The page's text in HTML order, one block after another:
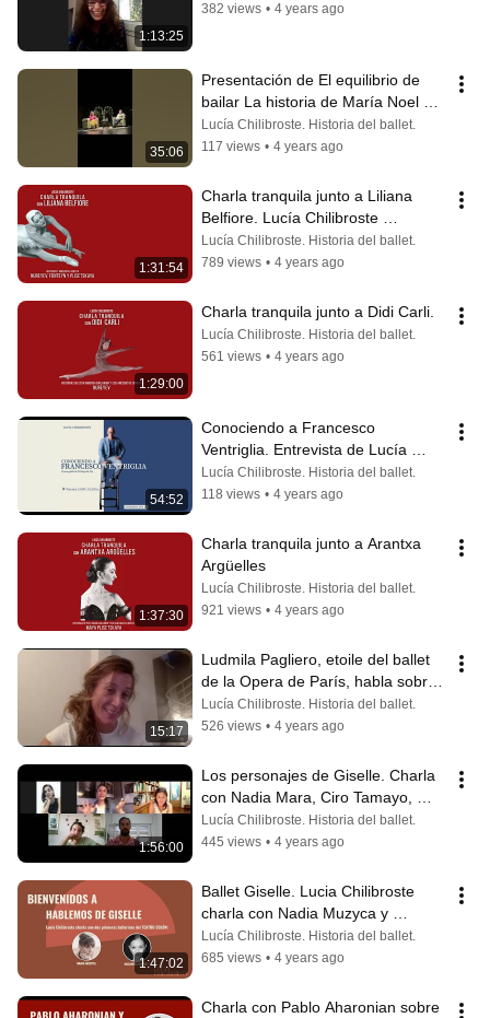
1:13:25
382 views • 4 years ago
35:06
Presentación de El equilibrio de
bailar La historia de María Noel
Riccetto
Lucía Chilibroste. Historia del ballet.
117 views • 4 years ago
1:31:54
Charla tranquila junto a Liliana
Belfiore. Lucía Chilibroste
entrevista a la gran bailarina
Lucía Chilibroste. Historia del ballet.
789 views • 4 years ago
1:29:00
Charla tranquila junto a Didi Carli.
Lucía Chilibroste. Historia del ballet.
561 views • 4 years ago
54:52
Conociendo a Francesco
Ventriglia. Entrevista de Lucía
Chilibroste al coreógrafo italiano.
Lucía Chilibroste. Historia del ballet.
118 views • 4 years ago
1:37:30
Charla tranquila junto a Arantxa
Argüelles
Lucía Chilibroste. Historia del ballet.
921 views • 4 years ago
15:17
Ludmila Pagliero, etoile del ballet
de la Opera de París, habla sobre
Giselle con Lucía Chilibroste.
Lucía Chilibroste. Historia del ballet.
526 views • 4 years ago
1:56:00
Los personajes de Giselle. Charla
con Nadia Mara, Ciro Tamayo,
Joice Alves y Walter Lateulade
Lucía Chilibroste. Historia del ballet.
445 views • 4 years ago
1:47:02
Ballet Giselle. Lucia Chilibroste
charla con Nadia Muzyca y
Macarena Gimenez, bailarinas del
Colón
Lucía Chilibroste. Historia del ballet.
685 views • 4 years ago
Charla con Pablo Aharonian sobre